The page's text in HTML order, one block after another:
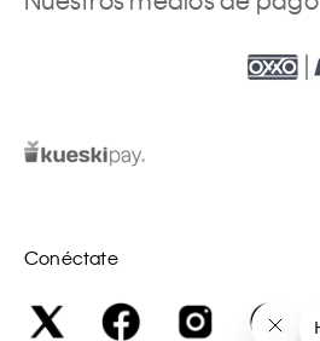
Conéctate